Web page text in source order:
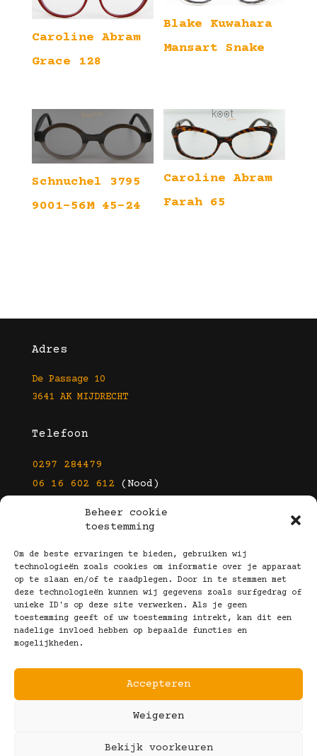
Beheer cookie
toestemming
Om de beste ervaringen te bieden, gebruiken wij
technologieën zoals cookies om informatie over je apparaat
op te slaan en/of te raadplegen. Door in te stemmen met
deze technologieën kunnen wij gegevens zoals surfgedrag of
unieke ID's op deze site verwerken. Als je geen
toestemming geeft of uw toestemming intrekt, kan dit een
nadelige invloed hebben op bepaalde functies en
mogelijkheden.
Accepteren
Weigeren
Bekijk voorkeuren
Caroline Abram
Grace 128
Blake Kuwahara
Mansart Snake
Schnuchel 3795
9001-56M 45-24
Caroline Abram
Farah 65
Adres
De Passage 10
3641 AK MIJDRECHT
Telefoon
0297 284479
06 16 602 612 (Nood)
info@kootbrillen.nl
Volg Ons!
Copyright © 2025 Koot Brillen
Algemene Voorwaarden